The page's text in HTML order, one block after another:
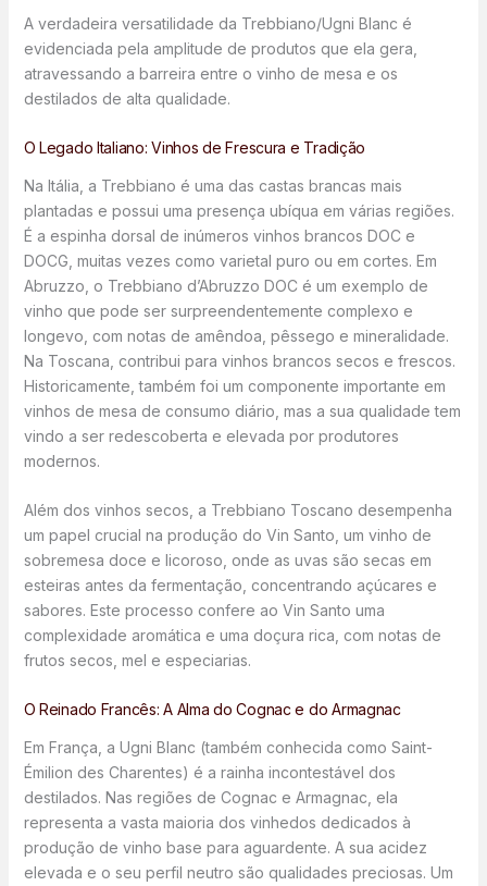
A verdadeira versatilidade da Trebbiano/Ugni Blanc é
evidenciada pela amplitude de produtos que ela gera,
atravessando a barreira entre o vinho de mesa e os
destilados de alta qualidade.
O Legado Italiano: Vinhos de Frescura e Tradição
Na Itália, a Trebbiano é uma das castas brancas mais
plantadas e possui uma presença ubíqua em várias regiões.
É a espinha dorsal de inúmeros vinhos brancos DOC e
DOCG, muitas vezes como varietal puro ou em cortes. Em
Abruzzo, o Trebbiano d’Abruzzo DOC é um exemplo de
vinho que pode ser surpreendentemente complexo e
longevo, com notas de amêndoa, pêssego e mineralidade.
Na Toscana, contribui para vinhos brancos secos e frescos.
Historicamente, também foi um componente importante em
vinhos de mesa de consumo diário, mas a sua qualidade tem
vindo a ser redescoberta e elevada por produtores
modernos.
Além dos vinhos secos, a Trebbiano Toscano desempenha
um papel crucial na produção do Vin Santo, um vinho de
sobremesa doce e licoroso, onde as uvas são secas em
esteiras antes da fermentação, concentrando açúcares e
sabores. Este processo confere ao Vin Santo uma
complexidade aromática e uma doçura rica, com notas de
frutos secos, mel e especiarias.
O Reinado Francês: A Alma do Cognac e do Armagnac
Em França, a Ugni Blanc (também conhecida como Saint-
Émilion des Charentes) é a rainha incontestável dos
destilados. Nas regiões de Cognac e Armagnac, ela
representa a vasta maioria dos vinhedos dedicados à
produção de vinho base para aguardente. A sua acidez
elevada e o seu perfil neutro são qualidades preciosas. Um